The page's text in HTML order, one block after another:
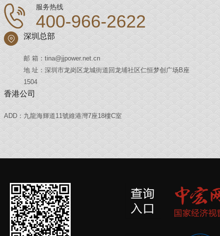
服务热线
400-966-2622
深圳总部
邮 箱：tina@jjpower.net.cn
地 址：深圳市龙岗区龙城街道回龙埔社区仁恒梦创广场B座
1504
香港公司
ADD：九龍海輝道11號維港灣7座18樓C室